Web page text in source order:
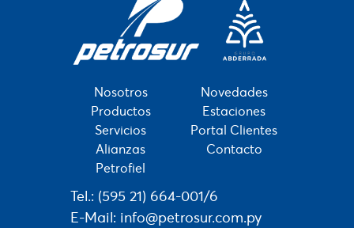
Nosotros
Productos
Servicios
Alianzas
Petrofiel
Novedades
Estaciones
Portal Clientes
Contacto
Tel.: (595 21) 664-001/6
E-Mail: info@petrosur.com.py